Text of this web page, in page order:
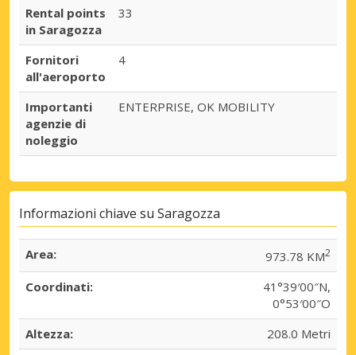
Rental points
in Saragozza
33
Fornitori
all'aeroporto
4
Importanti
agenzie di
noleggio
ENTERPRISE, OK MOBILITY
Informazioni chiave su Saragozza
Area: 973.78 KM2
Coordinati:
41°39′00″N,
0°53′00″O
Altezza:
208.0 Metri